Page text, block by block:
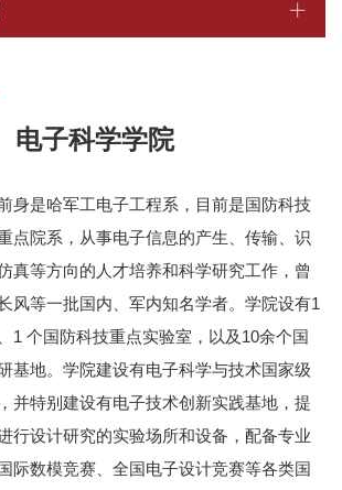
电子科学学院
身是哈军工电子工程系，目前是国防科技
点院系，从事电子信息的产生、传输、识
真等方向的人才培养和科学研究工作，曾
风等一批国内、军内知名学者。学院设有1
1 个国防科技重点实验室，以及10余个国
基地。学院建设有电子科学与技术国家级
并特别建设有电子技术创新实践基地，提
行设计研究的实验场所和设备，配备专业
际数模竞赛、全国电子设计竞赛等各类国